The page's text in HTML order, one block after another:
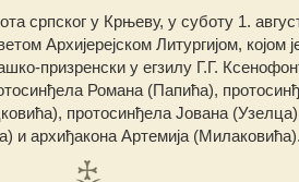
српског у Крњеву, у суботу 1.
Архијерејском Литургијом, којом
призренски у егзилу Г.Г.
Романа (Папића),
протосинђела Јована
и архиђакона Артемија (Милаковића).